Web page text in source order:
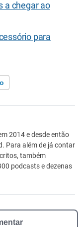
a chegar ao
para
procuro
2014 e desde então
Para além de já contar
também
podcasts e dezenas